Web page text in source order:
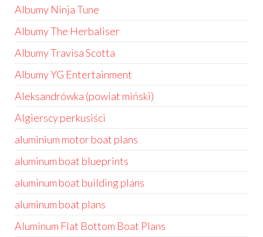
Albumy Ninja Tune
Albumy The Herbaliser
Albumy Travisa Scotta
Albumy YG Entertainment
Aleksandrówka (powiat miński)
Algierscy perkusiści
aluminium motor boat plans
aluminum boat blueprints
aluminum boat building plans
aluminum boat plans
Aluminum Flat Bottom Boat Plans